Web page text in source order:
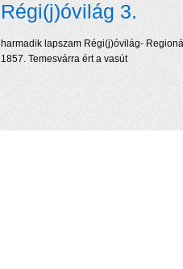
Régi(j)óvilág 3.
harmadik lapszam Régi(j)óvilág-
1857. Temesvárra ért a vasút